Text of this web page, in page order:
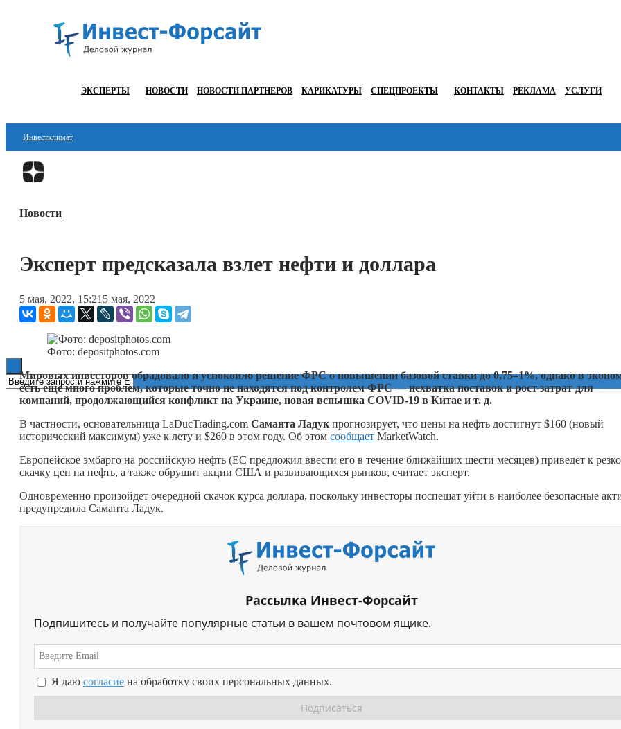
ЭКСПЕРТЫ НОВОСТИ НОВОСТИ ПАРТНЕРОВ КАРИКАТУРЫ СПЕЦПРОЕКТЫ КОНТАКТЫ РЕКЛАМА УСЛУГИ
Инвестклимат
Финансы
Блокчейн
ESG
Новости
Эксперт предсказала взлет нефти и доллара
5 мая, 2022, 15:21 5 мая, 2022
Фото: depositphotos.com
Мировых инвесторов обрадовало и успокоило решение ФРС о повышении базовой ставки до 0,75–1%, однако в
есть еще много проблем, которые точно не находятся под контролем ФРС — нехватка поставок и рост затрат для
компаний, продолжающийся конфликт на Украине, новая вспышка COVID-19 в Китае и т. д.
В частности, основательница LaDucTrading.com Саманта Ладук прогнозирует, что цены на нефть достигнут $160 (новый
исторический максимум) уже к лету и $260 в этом году. Об этом сообщает MarketWatch.
Европейское эмбарго на российскую нефть (ЕС предложил ввести его в течение ближайших шести месяцев) приведет к
скачку цен на нефть, а также обрушит акции США и развивающихся рынков, считает эксперт.
Одновременно произойдет очередной скачок курса доллара, поскольку инвесторы поспешат уйти в наиболее безопасные
предупредила Саманта Ладук.
Рассылка Инвест-Форсайт
Подпишитесь и получайте популярные статьи в вашем почтовом ящике.
Я даю согласие на обработку своих персональных данных.